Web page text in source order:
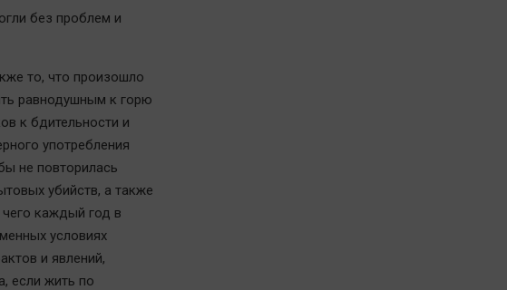
без проблем и
то, что произошло
равнодушным к горю
к бдительности и
употребления
не повторилась
убийств, а также
чего каждый год в
условиях
и явлений,
если жить по